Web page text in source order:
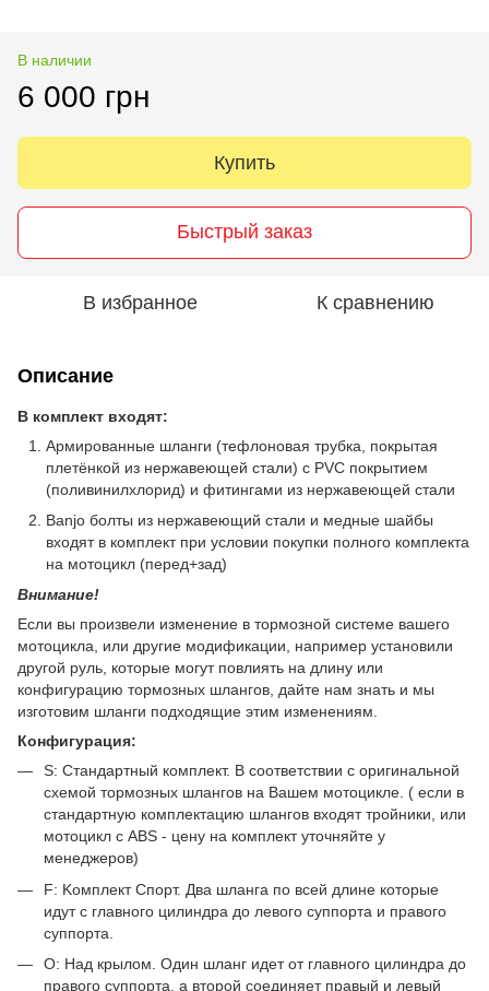
В наличии
6 000 грн
Купить
Быстрый заказ
В избранное К сравнению
Описание
В комплект входят:
Армированные шланги (тефлоновая трубка, покрытая
плетёнкой из нержавеющей стали) с PVC покрытием
(поливинилхлорид) и фитингами из нержавеющей стали
Banjo болты из нержавеющий стали и медные шайбы
входят в комплект при условии покупки полного комплекта
на мотоцикл (перед+зад)
Внимание!
Если вы произвели изменение в тормозной системе вашего
мотоцикла, или другие модификации, например установили
другой руль, которые могут повлиять на длину или
конфигурацию тормозных шлангов, дайте нам знать и мы
изготовим шланги подходящие этим изменениям.
Конфигурация:
S: Стандартный комплект. В соответствии с оригинальной
схемой тормозных шлангов на Вашем мотоцикле. ( если в
стандартную комплектацию шлангов входят тройники, или
мотоцикл с ABS - цену на комплект уточняйте у
менеджеров)
F: Kомплект Спорт. Два шланга по всей длине которые
идут c главного цилиндра до левого суппорта и правого
суппорта.
O: Над крылом. Один шланг идет от главного цилиндра до
правого суппорта, а второй соединяет правый и левый